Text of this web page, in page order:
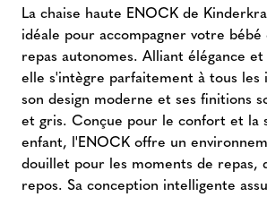
La chaise haute ENOCK de
idéale pour accompagner votre bébé
repas autonomes. Alliant élégance
elle s'intègre parfaitement à tous les
son design moderne et ses finitions
et gris. Conçue pour le confort et la
enfant, l'ENOCK offre un
douillet pour les moments de repas,
repos. Sa conception intelligente